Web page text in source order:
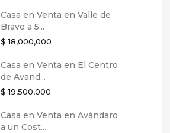
Casa en Venta en Valle de
Bravo a 5...
$ 18,000,000
Casa en Venta en El Centro
de Avand...
$ 19,500,000
Casa en Venta en Avándaro
a un Cost...